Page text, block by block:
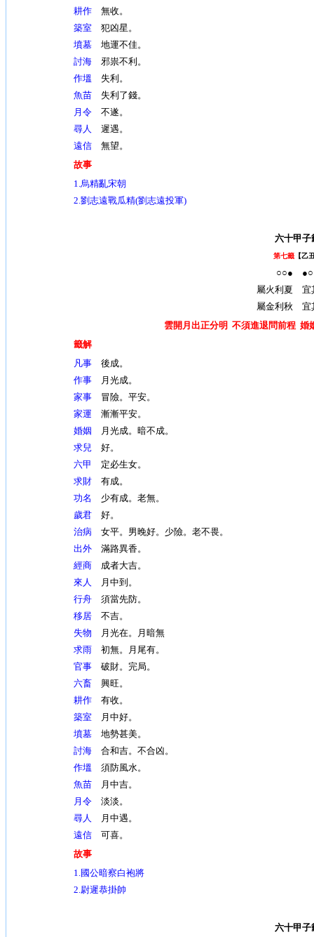
耕作無收。
築室犯凶星。
墳墓地運不佳。
討海邪祟不利。
作塭 失利。
魚苗失利了錢。
月令不遂。
尋人 遲遇。
遠信無望。
故事
1.烏精亂宋朝
2.劉志遠戰瓜精(劉志遠投軍)
六十甲子
第七籤【乙
○○●
屬火利夏 宜
屬金利秋 宜
雲開月出正分明 不須進退問前程 婚
籤解
凡事後成。
作事月光成。
家事冒險。平安。
家運 漸漸平安。
婚姻 月光成。暗不成。
求兒好。
六甲 定必生女。
求財有成。
功名 少有成。老無。
歲君好。
治病 女平。男晚好。少險。老不畏。
出外滿路異香。
經商成者大吉。
來人 月中到。
行舟須當先防。
移居不吉。
失物 月光在。月暗無
求雨初無。月尾有。
官事破財。完局。
六畜興旺。
耕作有收。
築室月中好。
墳墓地勢甚美。
討海合和吉。不合凶。
作塭 須防風水。
魚苗月中吉。
月令淡淡。
尋人 月中遇。
遠信可喜。
故事
1.國公暗察白袍將
2.尉遲恭掛帥
六十甲子